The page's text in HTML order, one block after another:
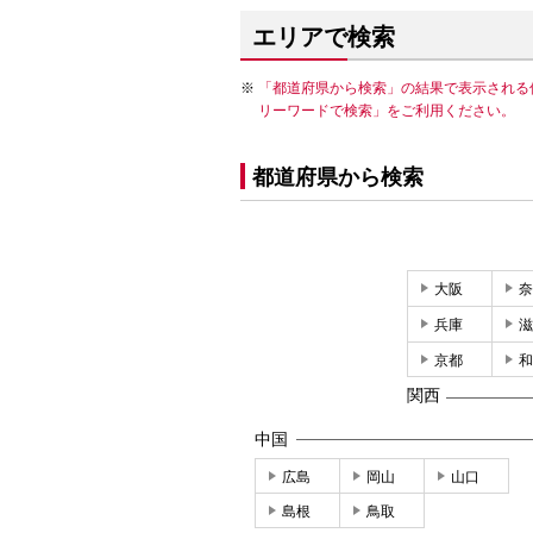
エリアで検索
「都道府県から検索」の結果で表示され
リーワードで検索」をご利用ください。
都道府県から検索
大阪
兵庫
京都
関西
中国
広島 岡山 山口
島根 鳥取